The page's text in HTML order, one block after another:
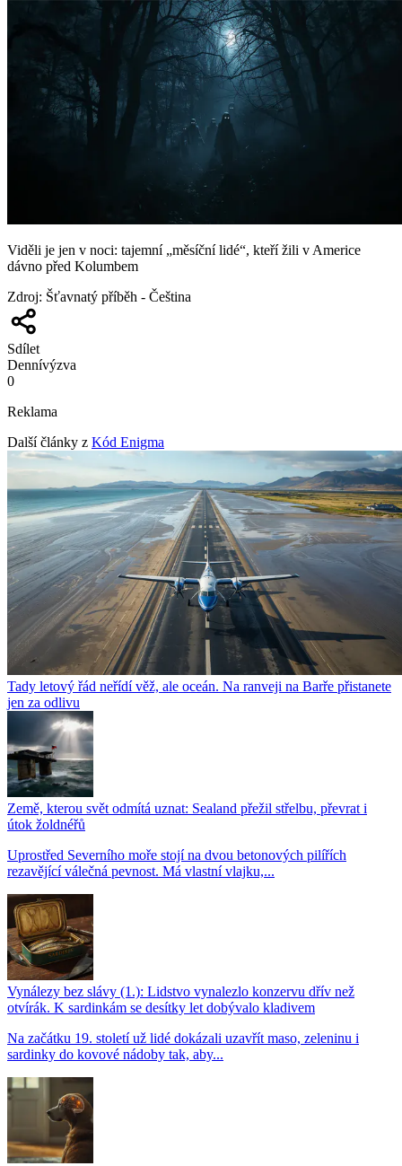
Viděli je jen v noci: tajemní „měsíční lidé“, kteří žili v Americe
dávno před Kolumbem
Zdroj: Šťavnatý příběh - Čeština
Sdílet
Dennívýzva
0
Reklama
Další články z Kód Enigma
Tady letový řád neřídí věž, ale oceán. Na ranveji na Barře přistanete
jen za odlivu
Země, kterou svět odmítá uznat: Sealand přežil střelbu, převrat i
útok žoldnéřů
Uprostřed Severního moře stojí na dvou betonových pilířích
rezavějící válečná pevnost. Má vlastní vlajku,...
Vynálezy bez slávy (1.): Lidstvo vynalezlo konzervu dřív než
otvírák. K sardinkám se desítky let dobývalo kladivem
Na začátku 19. století už lidé dokázali uzavřít maso, zeleninu i
sardinky do kovové nádoby tak, aby...